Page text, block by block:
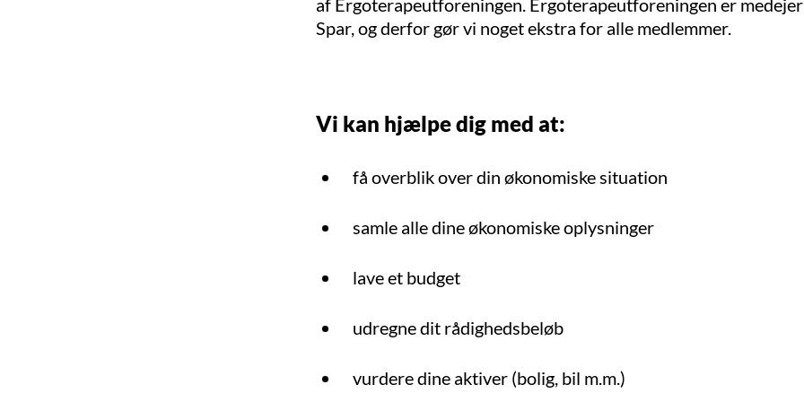
Spar, og derfor gør vi noget ekstra for alle medlemmer.
Vi kan hjælpe dig med at:
få overblik over din økonomiske situation
samle alle dine økonomiske oplysninger
lave et budget
udregne dit rådighedsbeløb
vurdere dine aktiver (bolig, bil m.m.)